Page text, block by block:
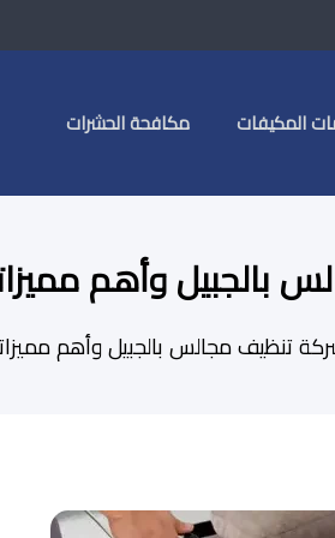
المكيفات مكافحة الحشرات
بالجبيل وأهم
تنظيف مجالس بالجبيل وأهم